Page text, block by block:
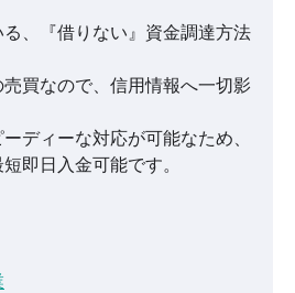
、『借りない』資金調達方法
買なので、信用情報へ一切影
ディーな対応が可能なため、
即日入金可能です。